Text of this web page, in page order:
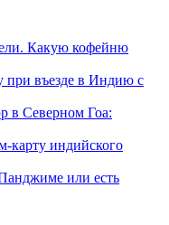
Какую кофейню
при въезде в Индию с
в Северном Гоа:
индийского
или есть